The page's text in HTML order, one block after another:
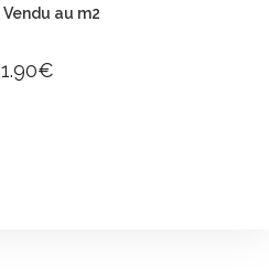
Vendu au m2
€